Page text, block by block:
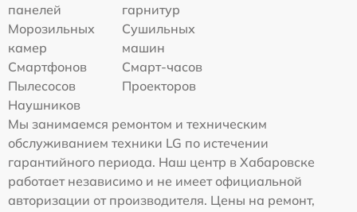
панелей
гарнитур
Морозильных
камер
Сушильных
машин
Смартфонов
Смарт-часов
Пылесосов
Проекторов
Наушников
Мы занимаемся ремонтом и техническим
обслуживанием техники LG по истечении
гарантийного периода. Наш центр в Хабаровске
работает независимо и не имеет официальной
авторизации от производителя. Цены на ремонт,